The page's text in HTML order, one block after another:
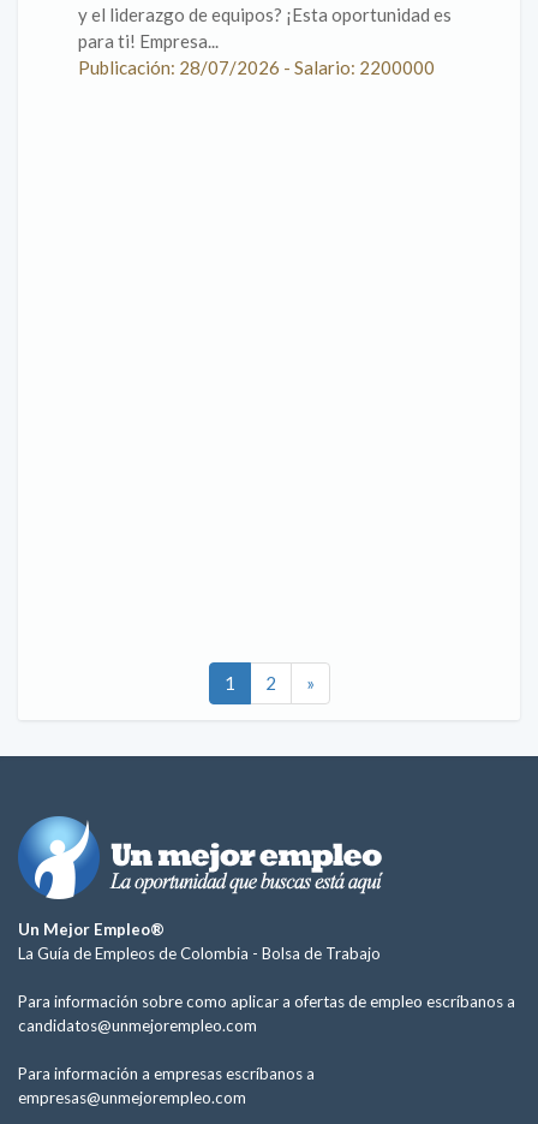
y el liderazgo de equipos? ¡Esta oportunidad es
para ti! Empresa...
Publicación: 28/07/2026 - Salario: 2200000
1 2 »
Un Mejor Empleo®
La Guía de Empleos de Colombia - Bolsa de Trabajo
Para información sobre como aplicar a ofertas de empleo escríbanos a
candidatos@unmejorempleo.com
Para información a empresas escríbanos a
empresas@unmejorempleo.com